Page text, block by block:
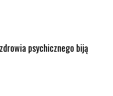
psychicznego biją